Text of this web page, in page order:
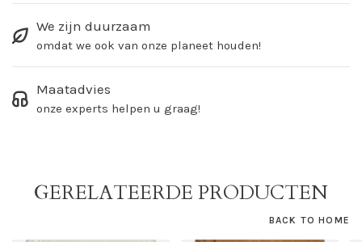
We zijn duurzaam
omdat we ook van onze planeet houden!
Maatadvies
onze experts helpen u graag!
GERELATEERDE PRODUCTEN
BACK TO HOME